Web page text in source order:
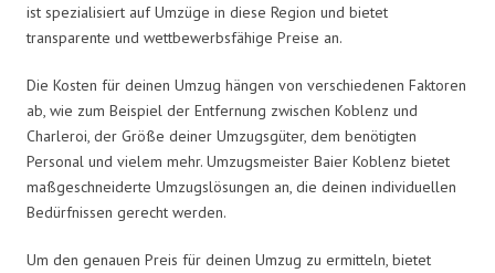
ist spezialisiert auf Umzüge in diese Region und bietet
transparente und wettbewerbsfähige Preise an.
Die Kosten für deinen Umzug hängen von verschiedenen Faktoren
ab, wie zum Beispiel der Entfernung zwischen Koblenz und
Charleroi, der Größe deiner Umzugsgüter, dem benötigten
Personal und vielem mehr. Umzugsmeister Baier Koblenz bietet
maßgeschneiderte Umzugslösungen an, die deinen individuellen
Bedürfnissen gerecht werden.
Um den genauen Preis für deinen Umzug zu ermitteln, bietet